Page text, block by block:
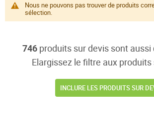
Nous ne pouvons pas trouver de produits
sélection.
746 produits sur devis sont aussi
Elargissez le filtre aux produits
INCLURE LES PRODUITS SUR